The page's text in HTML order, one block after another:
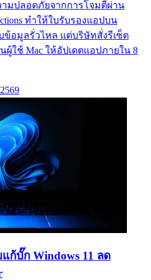
มปลอดภัยจากการโจมตีผ่าน
ทำให้ใบรับรองแอปบน
ข้อมูลรั่วไหล แต่บริษัทสั่งรีเซ็ต
ใช้ Mac ให้อัปเดตแอปภายใน 8
ก้บั๊ก Windows 11 ลด